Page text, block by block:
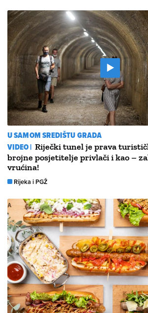
U SAMOM SREDIŠTU GRADA
VIDEO | Riječki tunel je prava
brojne posjetitelje privlači i kao –
vrućina!
Rijeka i PGŽ